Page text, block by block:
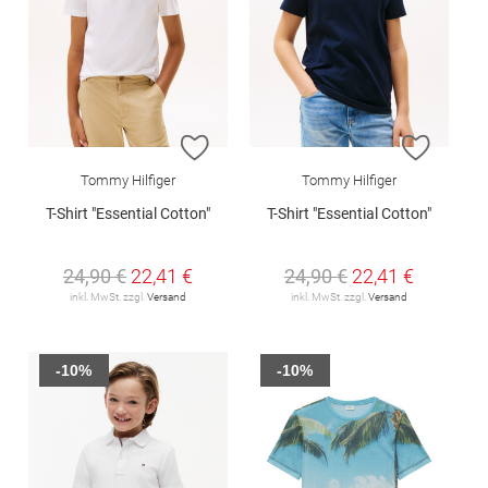
ZUR WUNSCHLISTE HINZUFÜGEN
Tommy Hilfiger
T-Shirt "Essential Cotton"
24,90 € 22,41 €
inkl. MwSt. zzgl.Versand
ZUR
Tommy Hilfiger
T-Shirt "Essential Cotton"
24,90 € 22,41 €
inkl. MwSt. zzgl.Versand
-10% -10%